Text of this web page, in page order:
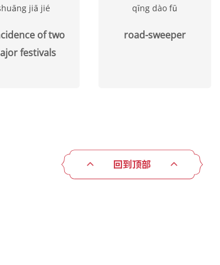
jiā jié
of two
festivals
qīng dào fū
road-sweeper
回到顶部